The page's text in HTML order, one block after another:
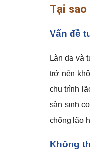
Tại sao
Vấn đề
Làn da và
trở nên
chu trình
sản sinh
chống lão
Không